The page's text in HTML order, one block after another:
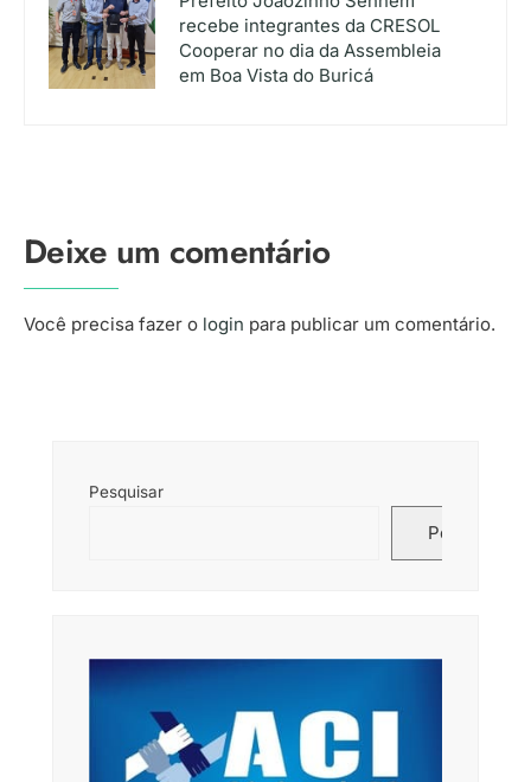
recebe integrantes da CRESOL
Cooperar no dia da Assembleia
em Boa Vista do Buricá
Deixe um comentário
Você precisa fazer o login para publicar um comentário.
Pesquisar
Pesquisar